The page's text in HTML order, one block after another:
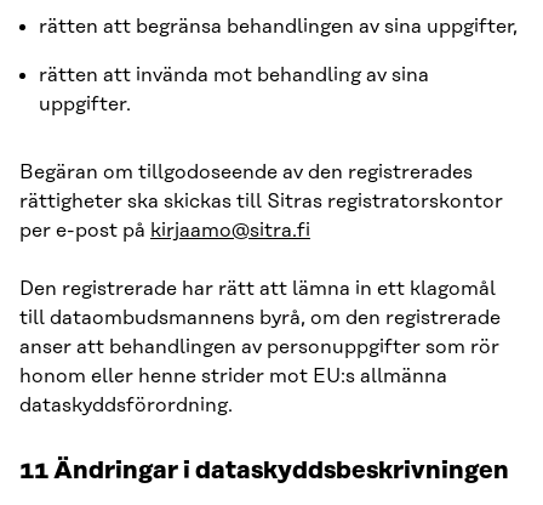
rätten att begränsa behandlingen av sina uppgifter,
rätten att invända mot behandling av sina
uppgifter.
Begäran om tillgodoseende av den registrerades
rättigheter ska skickas till Sitras registratorskontor
per e-post på kirjaamo@sitra.fi
Den registrerade har rätt att lämna in ett klagomål
till dataombudsmannens byrå, om den registrerade
anser att behandlingen av personuppgifter som rör
honom eller henne strider mot EU:s allmänna
dataskyddsförordning.
11 Ändringar i dataskyddsbeskrivningen